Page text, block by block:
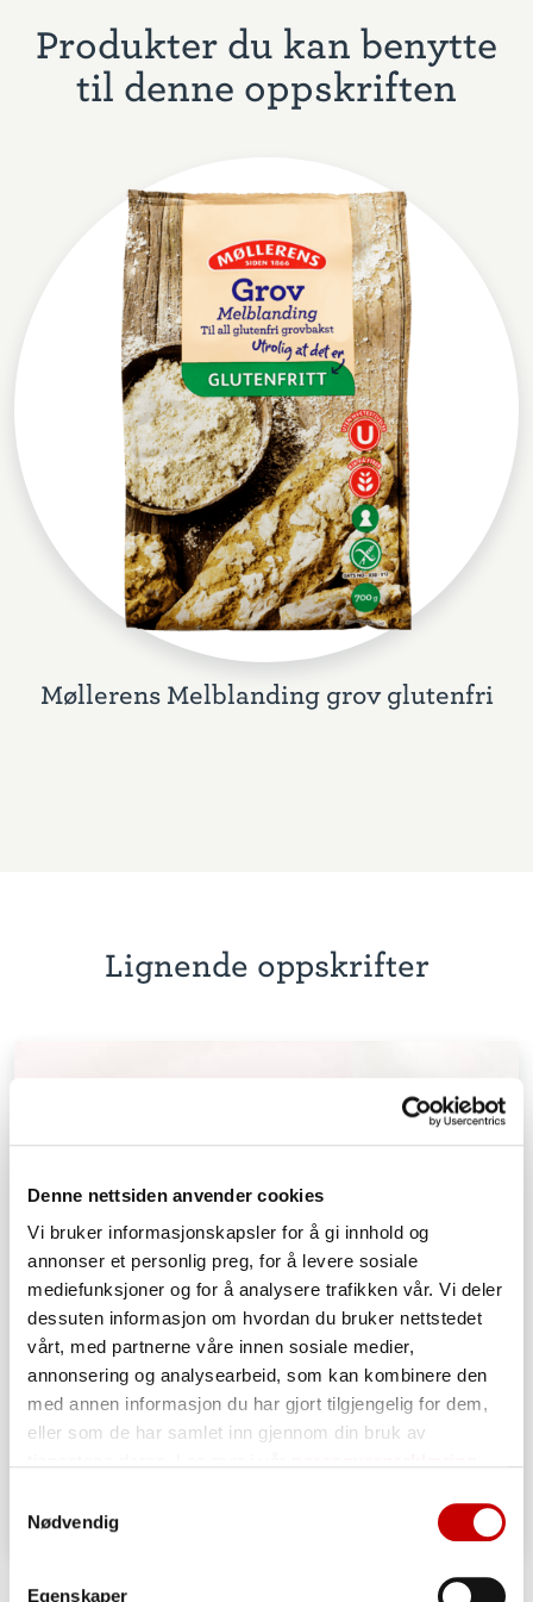
Denne nettsiden anvender cookies
Vi bruker informasjonskapsler for å gi innhold og
annonser et personlig preg, for å levere sosiale
mediefunksjoner og for å analysere trafikken vår. Vi deler
dessuten informasjon om hvordan du bruker nettstedet
vårt, med partnerne våre innen sosiale medier,
annonsering og analysearbeid, som kan kombinere den
med annen informasjon du har gjort tilgjengelig for dem,
eller som de har samlet inn gjennom din bruk av
Nødvendig
Egenskaper
Produkter du kan benytte
til denne oppskriften
Møllerens Melblanding grov glutenfri
Lignende oppskrifter